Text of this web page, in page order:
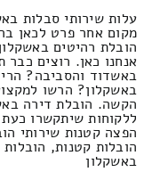
עלות שירותי סבלות
מקום אחר פרט לכאן
הובלת רהיטים
אנחנו כאן. רוצים כבר
באשדוד והסביבה?
באשקלון? הרשו
הקשה. הובלת דירה
ללקוחות שיתקשרו
הפצה קטנות שירותי
הובלות קטנות,
באשקלון